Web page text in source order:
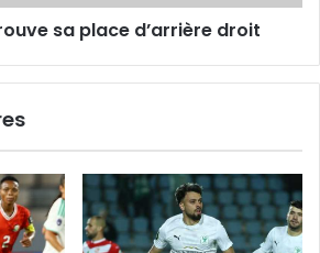
sa place d’arrière droit